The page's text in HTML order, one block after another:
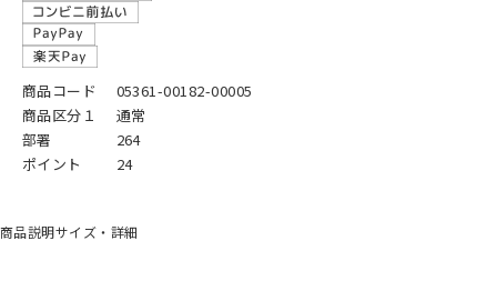
商品コード
05361-00182-00005
商品区分１
通常
部署
264
ポイント
24
商品説明サイズ・詳細